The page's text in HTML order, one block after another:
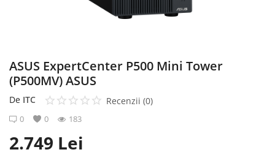
ASUS ExpertCenter P500 Mini Tower
(P500MV) ASUS
De ITC Recenzii (0)
0 0 183
2.749 Lei